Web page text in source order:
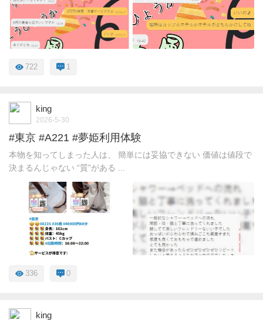
722 1
king
2026-5-30
#東京 #A221 #夢姫利用体験
本物を知ってしまった人は、 簡単には妥協できない 価値は値段で
決まるんじゃない “質”がある ...
336 0
king